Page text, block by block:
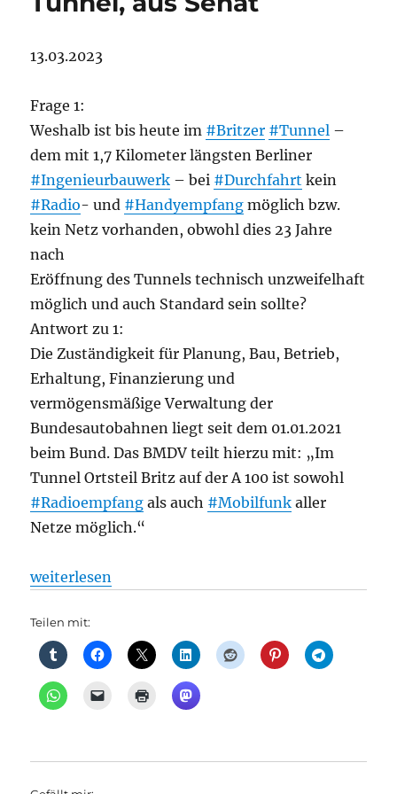
13.03.2023
Frage 1:
Weshalb ist bis heute im #Britzer #Tunnel –
dem mit 1,7 Kilometer längsten Berliner
#Ingenieurbauwerk – bei #Durchfahrt kein
#Radio- und #Handyempfang möglich bzw.
kein Netz vorhanden, obwohl dies 23 Jahre
nach
Eröffnung des Tunnels technisch unzweifelhaft
möglich und auch Standard sein sollte?
Antwort zu 1:
Die Zuständigkeit für Planung, Bau, Betrieb,
Erhaltung, Finanzierung und
vermögensmäßige Verwaltung der
Bundesautobahnen liegt seit dem 01.01.2021
beim Bund. Das BMDV teilt hierzu mit: „Im
Tunnel Ortsteil Britz auf der A 100 ist sowohl
#Radioempfang als auch #Mobilfunk aller
Netze möglich.“
„Straßenverkehr: Kein Radio- und Handyempfang
weiterlesen
Teilen mit: